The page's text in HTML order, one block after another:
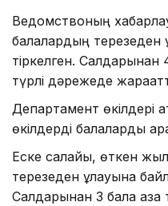
Ведомствоның
балалардың терезеден
тіркелген.
түрлі дәрежеде
Департамент өкілдері
өкілдерді балаларды
Еске салайық, өткен
терезеден құлауына
Салдарынан 3 бала қаза